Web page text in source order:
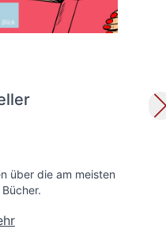
über die am meisten